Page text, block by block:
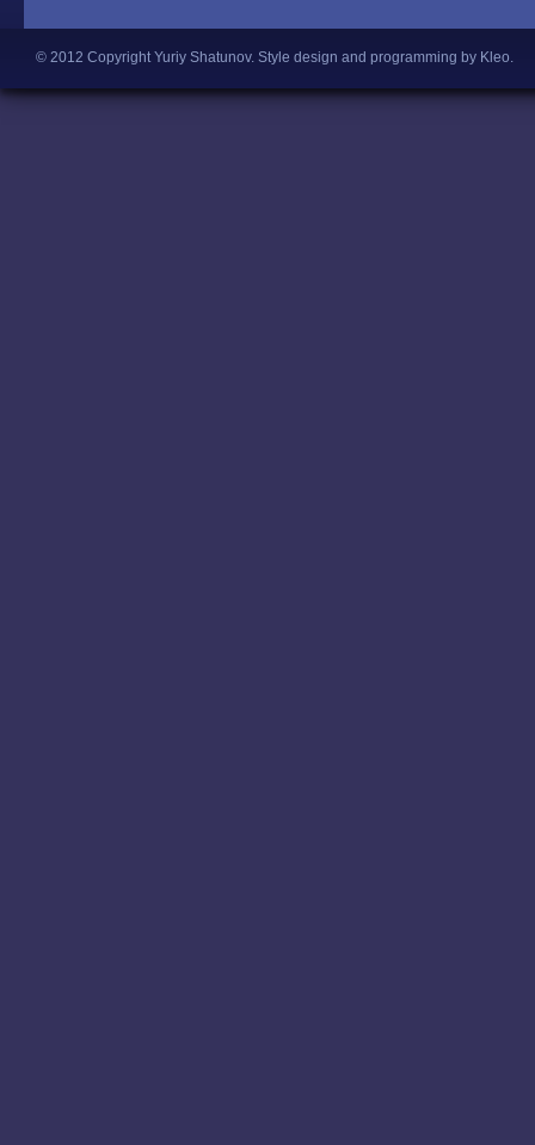
© 2012 Copyright Yuriy Shatunov. Style design and programming by Kleo.